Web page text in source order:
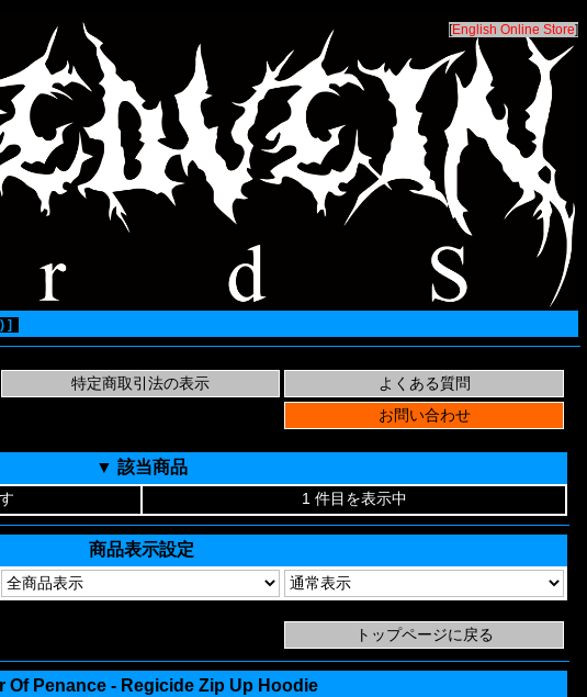
[English Online Store]
]
▼ 該当商品
1 件目を表示中
商品表示設定
Of Penance - Regicide Zip Up Hoodie